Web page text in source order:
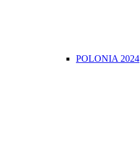
POLONIA 2024